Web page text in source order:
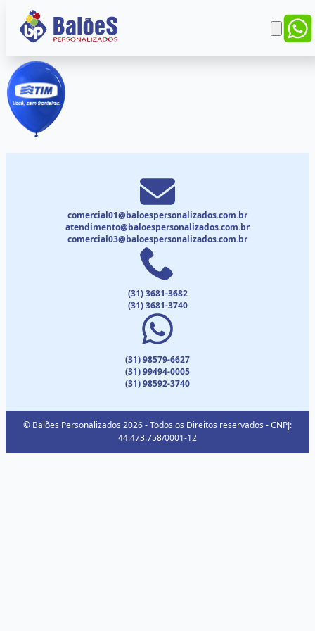
comercial01@baloespersonalizados.com.br
atendimento@baloespersonalizados.com.br
comercial03@baloespersonalizados.com.br
(31) 3681-3682
(31) 3681-3740
(31) 98579-6627
(31) 99494-0005
(31) 98592-3740
© Balões Personalizados 2026 - Todos os Direitos reservados - CNPJ:
44.473.758/0001-12